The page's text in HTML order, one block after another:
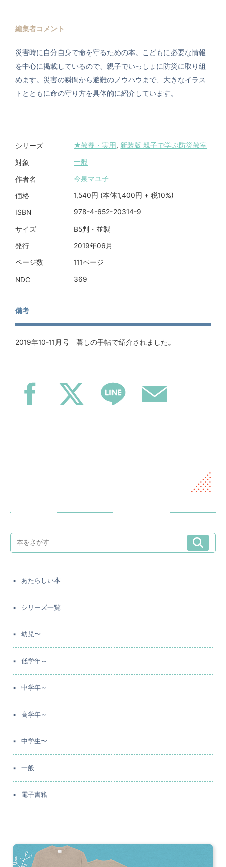
編集者コメント
災害時に自分自身で命を守るための本。こどもに必要な情報
を中心に掲載しているので、親子でいっしょに防災に取り組
めます。災害の瞬間から避難のノウハウまで、大きなイラス
トとともに命の守り方を具体的に紹介しています。
シリーズ ★教養・実用, 新装版 親子で学ぶ防災教室
対象 一般
作者名 今泉マユ子
価格 1,540円 (本体1,400円 + 税10%)
ISBN 978-4-652-20314-9
サイズ B5判・並製
発行 2019年06月
ページ数 111ページ
NDC 369
備考
2019年10-11月号 暮しの手帖で紹介されました。
あたらしい本
シリーズ一覧
幼児〜
低学年～
中学年～
高学年～
中学生〜
一般
電子書籍